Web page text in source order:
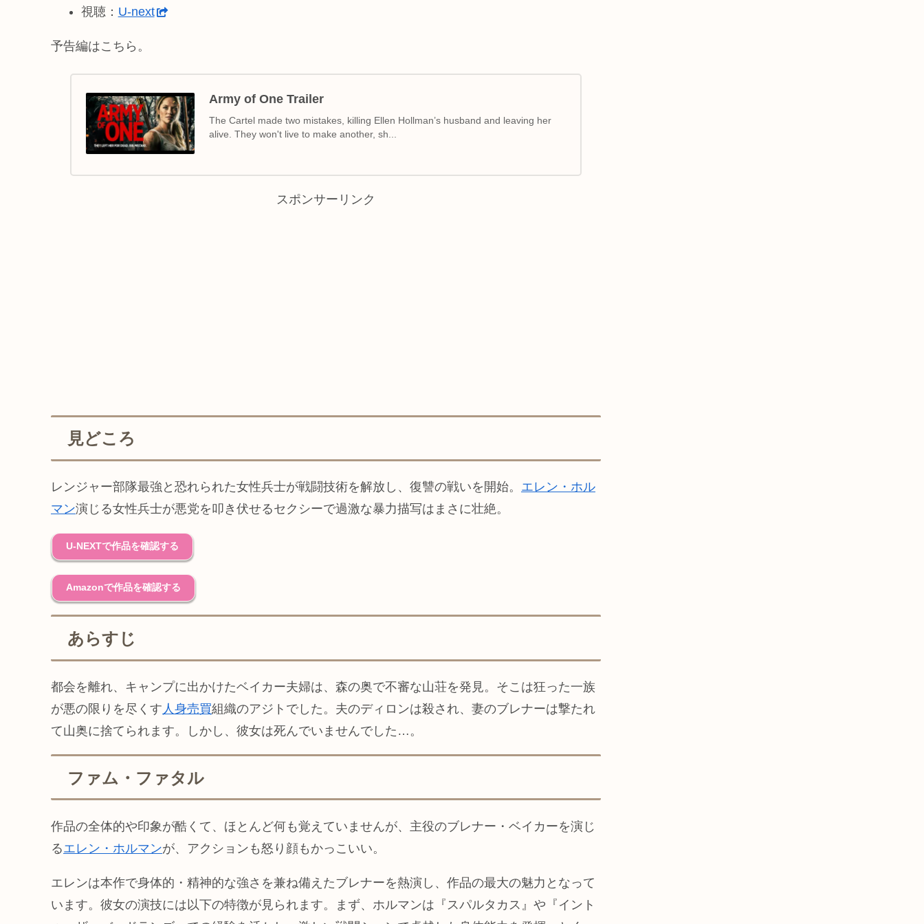
視聴： U-next
予告編はこちら。
Army of One Trailer
The Cartel made two mistakes, killing Ellen Hollman’s husband and leaving her
alive. They won't live to make another, sh...
スポンサーリンク
見どころ
レンジャー部隊最強と恐れられた女性兵士が戦闘技術を解放し、復讐の戦いを開始。 エレン・ホル
マン演じる女性兵士が悪党を叩き伏せるセクシーで過激な暴力描写はまさに壮絶。
U-NEXTで作品を確認する
Amazonで作品を確認する
あらすじ
都会を離れ、キャンプに出かけたベイカー夫婦は、森の奥で不審な山荘を発見。そこは狂った一族
が悪の限りを尽くす 人身売買組織のアジトでした。夫のディロンは殺され、妻のブレナーは撃たれ
て山奥に捨てられます。しかし、彼女は死んでいませんでした…。
ファム・ファタル
作品の全体的や印象が酷くて、ほとんど何も覚えていませんが、主役のブレナー・ベイカーを演じ
るエレン・ホルマンが、アクションも怒り顔もかっこいい。
エレンは本作で身体的・精神的な強さを兼ね備えたブレナーを熱演し、作品の最大の魅力となって
います。彼女の演技には以下の特徴が見られます。まず、ホルマンは『スパルタカス』や『イント